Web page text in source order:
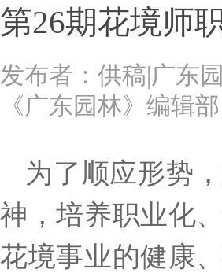
关于公布2026年度广东园林学会
关于2026年度广东园林学会研究项
第26期花境师
发布者：供稿|广东
《广东园林》编辑
为了顺应形势
神，培养职业化
花境事业的健康